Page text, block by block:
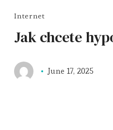
Internet
Jak chcete
June 17, 2025